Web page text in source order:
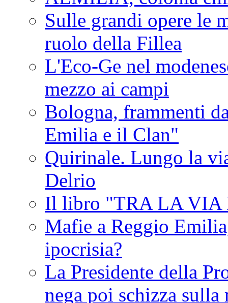
Sulle grandi opere le
ruolo della Fillea
L'Eco-Ge nel
mezzo ai campi
Bologna, frammenti
Emilia e il Clan"
Quirinale. Lungo la
Delrio
Il libro "TRA LA
Mafie a Reggio
ipocrisia?
La Presidente della
nega poi schizza sulla